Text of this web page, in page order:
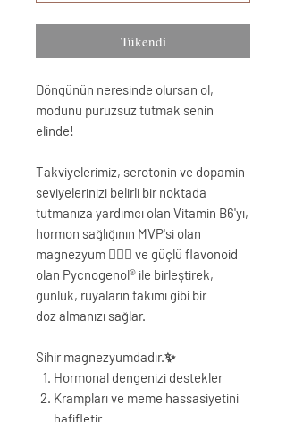
Tükendi
Döngünün neresinde olursan ol,
modunu pürüzsüz tutmak senin
elinde!
Takviyelerimiz, serotonin ve dopamin
seviyelerinizi belirli bir noktada
tutmanıza yardımcı olan Vitamin B6'yı,
hormon sağlığının MVP'si olan
magnezyum ⛹🏼‍♀️ ve güçlü flavonoid
olan Pycnogenol® ile birleştirek,
günlük, rüyaların takımı gibi bir
doz almanızı sağlar.
Sihir magnezyumdadır.✨
Hormonal dengenizi destekler
Krampları ve meme hassasiyetini
hafifletir